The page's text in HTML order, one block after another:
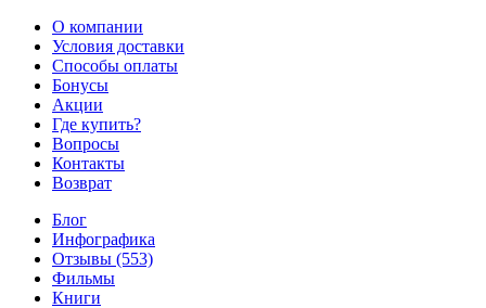
О компании
Условия доставки
Способы оплаты
Бонусы
Акции
Где купить?
Вопросы
Контакты
Возврат
Блог
Инфографика
Отзывы (553)
Фильмы
Книги